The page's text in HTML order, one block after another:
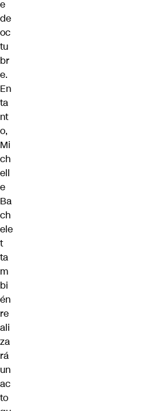
e
de
oc
tu
br
e.
En
ta
nt
o,
Mi
ch
ell
e
Ba
ch
ele
t
ta
m
bi
én
re
ali
za
rá
un
ac
to